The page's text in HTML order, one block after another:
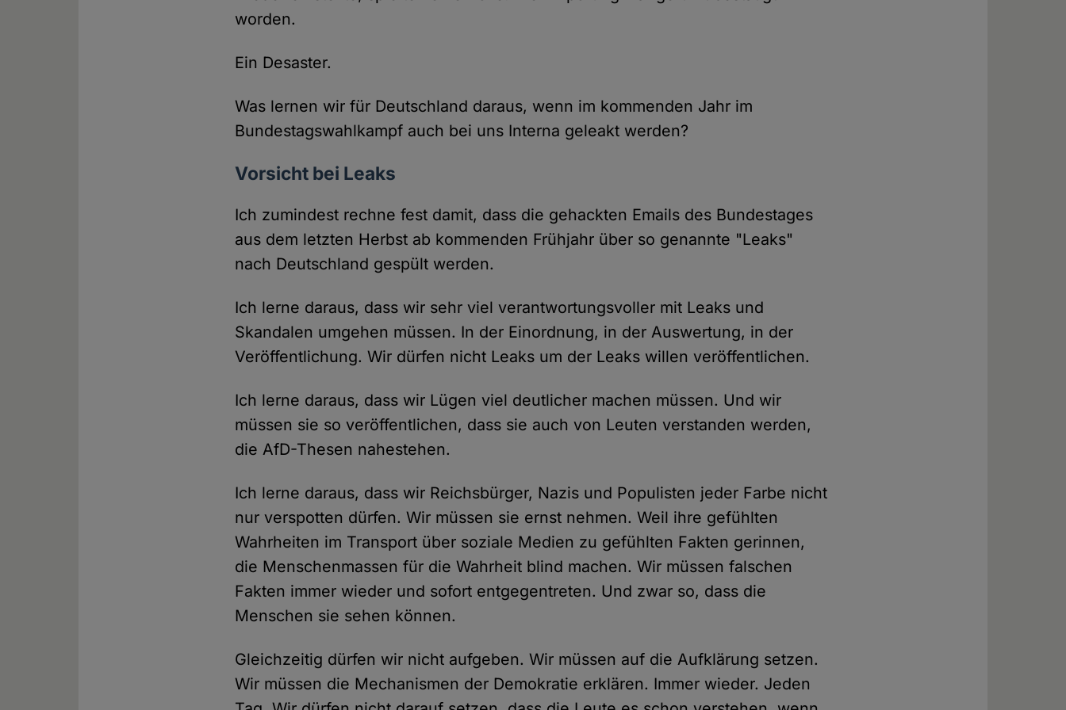
worden.
Ein Desaster.
Was lernen wir für Deutschland daraus, wenn im kommenden Jahr im
Bundestagswahlkampf auch bei uns Interna geleakt werden?
Vorsicht bei Leaks
Ich zumindest rechne fest damit, dass die gehackten Emails des Bundestages
aus dem letzten Herbst ab kommenden Frühjahr über so genannte "Leaks"
nach Deutschland gespült werden.
Ich lerne daraus, dass wir sehr viel verantwortungsvoller mit Leaks und
Skandalen umgehen müssen. In der Einordnung, in der Auswertung, in der
Veröffentlichung. Wir dürfen nicht Leaks um der Leaks willen veröffentlichen.
Ich lerne daraus, dass wir Lügen viel deutlicher machen müssen. Und wir
müssen sie so veröffentlichen, dass sie auch von Leuten verstanden werden,
die AfD-Thesen nahestehen.
Ich lerne daraus, dass wir Reichsbürger, Nazis und Populisten jeder Farbe nicht
nur verspotten dürfen. Wir müssen sie ernst nehmen. Weil ihre gefühlten
Wahrheiten im Transport über soziale Medien zu gefühlten Fakten gerinnen,
die Menschenmassen für die Wahrheit blind machen. Wir müssen falschen
Fakten immer wieder und sofort entgegentreten. Und zwar so, dass die
Menschen sie sehen können.
Gleichzeitig dürfen wir nicht aufgeben. Wir müssen auf die Aufklärung setzen.
Wir müssen die Mechanismen der Demokratie erklären. Immer wieder. Jeden